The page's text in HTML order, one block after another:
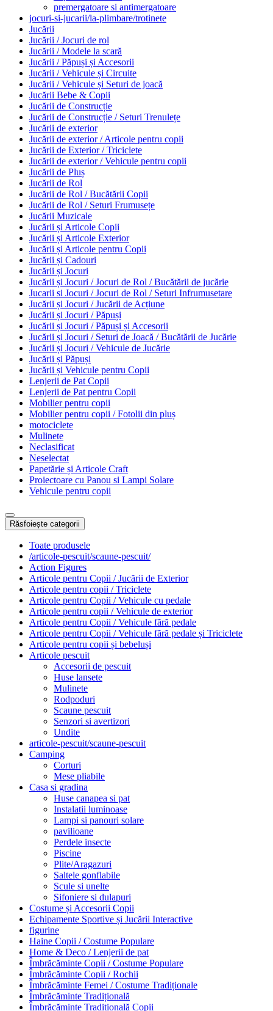
premergatoare si antimergatoare
jocuri-si-jucarii/la-plimbare/trotinete
Jucării
Jucării / Jocuri de rol
Jucării / Modele la scară
Jucării / Păpuși și Accesorii
Jucării / Vehicule și Circuite
Jucării / Vehicule și Seturi de joacă
Jucării Bebe & Copii
Jucării de Construcție
Jucării de Construcție / Seturi Trenulețe
Jucării de exterior
Jucării de exterior / Articole pentru copii
Jucării de Exterior / Triciclete
Jucării de exterior / Vehicule pentru copii
Jucării de Pluș
Jucării de Rol
Jucării de Rol / Bucătării Copii
Jucării de Rol / Seturi Frumusețe
Jucării Muzicale
Jucării și Articole Copii
Jucării și Articole Exterior
Jucării și Articole pentru Copii
Jucării și Cadouri
Jucării și Jocuri
Jucării și Jocuri / Jocuri de Rol / Bucătării de jucărie
Jucarii si Jocuri / Jocuri de Rol / Seturi Infrumusetare
Jucării și Jocuri / Jucării de Acțiune
Jucării și Jocuri / Păpuși
Jucării și Jocuri / Păpuși și Accesorii
Jucării și Jocuri / Seturi de Joacă / Bucătării de Jucărie
Jucării și Jocuri / Vehicule de Jucărie
Jucării și Păpuși
Jucării și Vehicule pentru Copii
Lenjerii de Pat Copii
Lenjerii de Pat pentru Copii
Mobilier pentru copii
Mobilier pentru copii / Fotolii din pluș
motociclete
Mulinete
Neclasificat
Neselectat
Papetărie și Articole Craft
Proiectoare cu Panou si Lampi Solare
Vehicule pentru copii
Răsfoiește categorii
Toate produsele
/articole-pescuit/scaune-pescuit/
Action Figures
Articole pentru Copii / Jucării de Exterior
Articole pentru copii / Triciclete
Articole pentru Copii / Vehicule cu pedale
Articole pentru copii / Vehicule de exterior
Articole pentru Copii / Vehicule fără pedale
Articole pentru Copii / Vehicule fără pedale și Triciclete
Articole pentru copii și bebeluși
Articole pescuit
Accesorii de pescuit
Huse lansete
Mulinete
Rodpoduri
Scaune pescuit
Senzori si avertizori
Undite
articole-pescuit/scaune-pescuit
Camping
Corturi
Mese pliabile
Casa si gradina
Huse canapea si pat
Instalatii luminoase
Lampi si panouri solare
pavilioane
Perdele insecte
Piscine
Plite/Aragazuri
Saltele gonflabile
Scule si unelte
Sifoniere si dulapuri
Costume și Accesorii Copii
Echipamente Sportive și Jucării Interactive
figurine
Haine Copii / Costume Populare
Home & Deco / Lenjerii de pat
Îmbrăcăminte Copii / Costume Populare
Îmbrăcăminte Copii / Rochii
Îmbrăcăminte Femei / Costume Tradiționale
Îmbrăcăminte Tradițională
Îmbrăcăminte Tradițională Copii